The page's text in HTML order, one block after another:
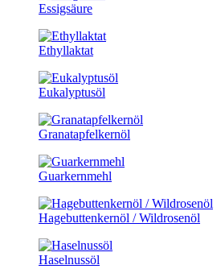
Essigsäure
Ethyllaktat
Eukalyptusöl
Granatapfelkernöl
Guarkernmehl
Hagebuttenkernöl / Wildrosenöl
Haselnussöl